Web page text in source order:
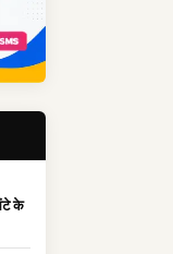
के